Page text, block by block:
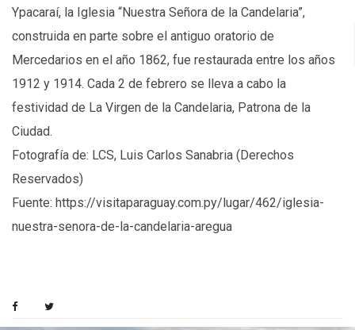
Ypacaraí, la Iglesia “Nuestra Señora de la Candelaria”,
construida en parte sobre el antiguo oratorio de
Mercedarios en el año 1862, fue restaurada entre los años
1912 y 1914. Cada 2 de febrero se lleva a cabo la
festividad de La Virgen de la Candelaria, Patrona de la
Ciudad.
Fotografía de: LCS, Luis Carlos Sanabria (Derechos
Reservados)
Fuente: https://visitaparaguay.com.py/lugar/462/iglesia-
nuestra-senora-de-la-candelaria-aregua